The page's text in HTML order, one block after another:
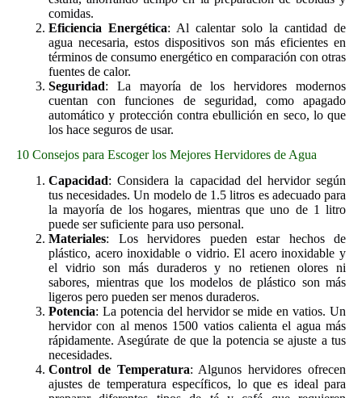
comidas.
Eficiencia Energética: Al calentar solo la cantidad de
agua necesaria, estos dispositivos son más eficientes en
términos de consumo energético en comparación con otras
fuentes de calor.
Seguridad: La mayoría de los hervidores modernos
cuentan con funciones de seguridad, como apagado
automático y protección contra ebullición en seco, lo que
los hace seguros de usar.
10 Consejos para Escoger los Mejores Hervidores de Agua
Capacidad: Considera la capacidad del hervidor según
tus necesidades. Un modelo de 1.5 litros es adecuado para
la mayoría de los hogares, mientras que uno de 1 litro
puede ser suficiente para uso personal.
Materiales: Los hervidores pueden estar hechos de
plástico, acero inoxidable o vidrio. El acero inoxidable y
el vidrio son más duraderos y no retienen olores ni
sabores, mientras que los modelos de plástico son más
ligeros pero pueden ser menos duraderos.
Potencia: La potencia del hervidor se mide en vatios. Un
hervidor con al menos 1500 vatios calienta el agua más
rápidamente. Asegúrate de que la potencia se ajuste a tus
necesidades.
Control de Temperatura: Algunos hervidores ofrecen
ajustes de temperatura específicos, lo que es ideal para